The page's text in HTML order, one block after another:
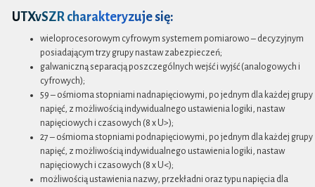
UTXvSZR charakteryzuje się:
wieloprocesorowym cyfrowym systemem pomiarowo – decyzyjnym
posiadającym trzy grupy nastaw zabezpieczeń;
galwaniczną separacją poszczególnych wejść i wyjść (analogowych i
cyfrowych);
59 – ośmioma stopniami nadnapięciowymi, po jednym dla każdej grupy
napięć, z możliwością indywidualnego ustawienia logiki, nastaw
napięciowych i czasowych (8 x U>);
27 – ośmioma stopniami podnapięciowymi, po jednym dla każdej grupy
napięć, z możliwością indywidualnego ustawienia logiki, nastaw
napięciowych i czasowych (8 x U<);
możliwością ustawienia nazwy, przekładni oraz typu napięcia dla